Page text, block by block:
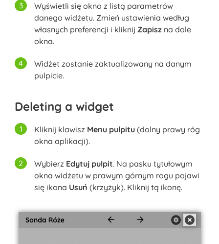
Wyświetli się okno z listą parametrów
danego widżetu. Zmień ustawienia według
własnych preferencji i kliknij Zapisz na dole
okna.
Widżet zostanie zaktualizowany na danym
pulpicie.
Deleting a widget
Kliknij klawisz Menu pulpitu (dolny prawy róg
okna aplikacji).
Wybierz Edytuj pulpit. Na pasku tytułowym
okna widżetu w prawym górnym rogu pojawi
się ikona Usuń (krzyżyk). Kliknij tą ikonę.